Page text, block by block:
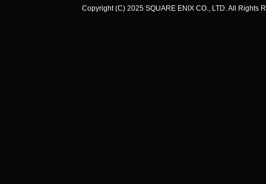
Copyright (C) 2025 SQUARE ENIX CO., LTD. All Rights